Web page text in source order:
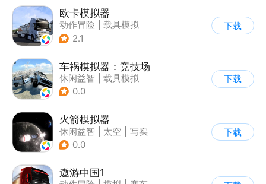
欧卡模拟器
动作冒险
载具模拟
| 写实
2.1
下载
车祸模拟器：竞技场
休闲益智
载具模拟
| 赛车
0.0
下载
火箭模拟器
休闲益智 太空
写实
| 62游戏
0.0
下载
遨游中国1